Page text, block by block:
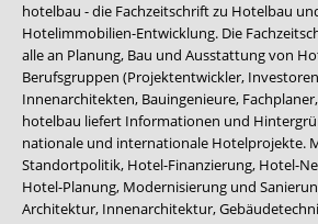
hotelbau - die Fachzeitschrift zu Hotelbau
Hotelimmobilien-Entwicklung. Die
alle an Planung, Bau und Ausstattung von
Berufsgruppen (Projektentwickler,
Innenarchitekten, Bauingenieure,
hotelbau liefert Informationen und
nationale und internationale Hotelprojekte.
Standortpolitik, Hotel-Finanzierung, Hotel-
Hotel-Planung, Modernisierung und
Architektur, Innenarchitektur,